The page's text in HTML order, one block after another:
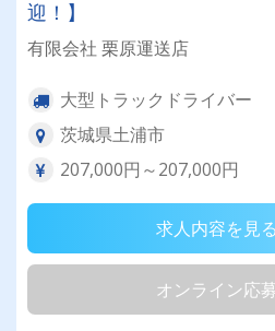
迎！】
有限会社 栗原運送店
大型トラックドライバー
茨城県土浦市
207,000円～207,000円
求人内容を見る
オンライン応